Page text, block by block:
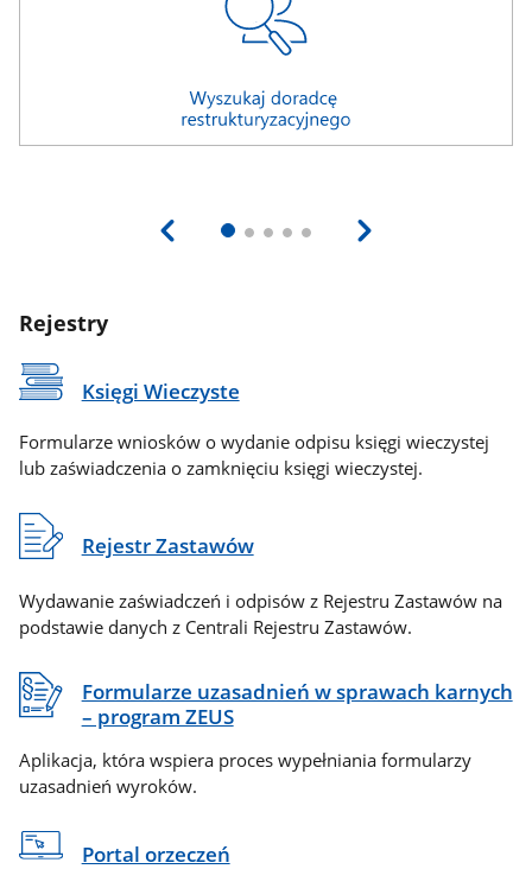
Rejestry
Księgi Wieczyste
Formularze wniosków o wydanie odpisu księgi wieczystej
lub zaświadczenia o zamknięciu księgi wieczystej.
Rejestr Zastawów
Wydawanie zaświadczeń i odpisów z Rejestru Zastawów na
podstawie danych z Centrali Rejestru Zastawów.
Formularze uzasadnień w sprawach karnych
– program ZEUS
Aplikacja, która wspiera proces wypełniania formularzy
uzasadnień wyroków.
Portal orzeczeń